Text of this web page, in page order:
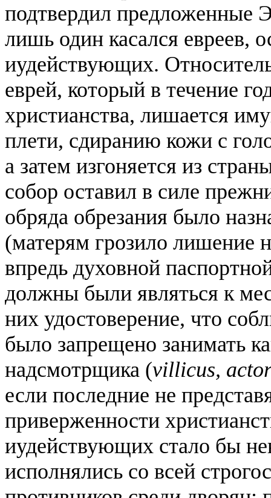
подтвердил предложенные
лишь один касался евреев,
иудействующих.
еврей, который в течение
христианства, лишается
плети, сдиранию кожи с
а затем изгоняется из
собор оставил в силе
обряда обрезания было
(матерям грозило лишение
впредь духовной
должны были являться к
них удостоверение, что
было запрещено занимать
надсмотрщика (villicus,
если последние не
приверженности
иудействующих стало бы
исполнялись со всей